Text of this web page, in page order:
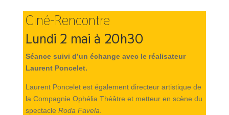
Ciné-Rencontre
Lundi 2 mai à 20h30
Séance suivi d’un échange avec le réalisateur
Laurent Poncelet.
Laurent Poncelet est également directeur artistique de
la Compagnie Ophélia Théâtre et metteur en scène du
spectacle Roda Favela